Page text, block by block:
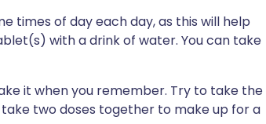
times of day each day, as this will help
with a drink of water. You can take
it when you remember. Try to take the
two doses together to make up for a